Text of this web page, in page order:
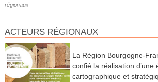
régionaux
ACTEURS RÉGIONAUX
La Région Bourgogne-
confié la réalisation d’une
cartographique et